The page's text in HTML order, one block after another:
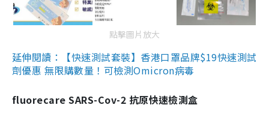
點擊圖片放大
延伸閱讀：【快速測試套裝】香港口罩品牌$19快速測試
劑優惠 無限購數量！可檢測Omicron病毒
fluorecare SARS-Cov-2 抗原快速檢測盒